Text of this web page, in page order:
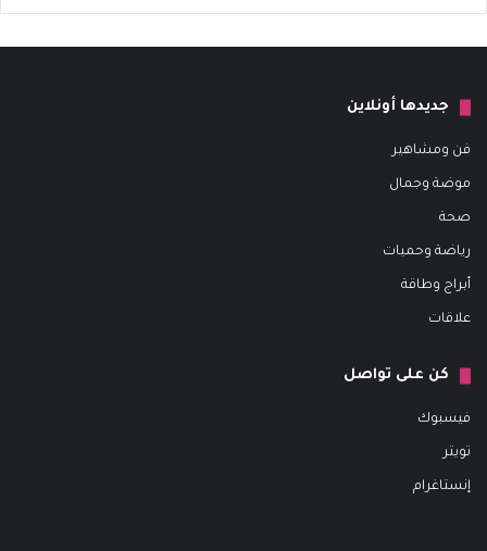
جديدها أونلاين
فن ومشاهير
موضة وجمال
صحة
رياضة وحميات
أبراج وطاقة
علاقات
كن على تواصل
فيسبوك
تويتر
إنستاغرام